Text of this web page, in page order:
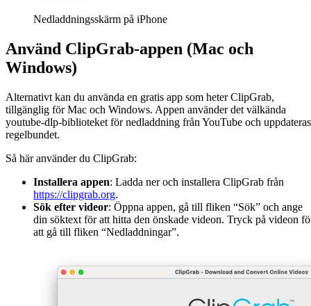
Nedladdningsskärm på iPhone
Använd ClipGrab-appen (Mac och
Windows)
Alternativt kan du använda en gratis app som heter ClipGrab,
tillgänglig för Mac och Windows. Appen använder det välkända
youtube-dlp-biblioteket för nedladdning från YouTube och uppdateras
regelbundet.
Så här använder du ClipGrab:
Installera appen: Ladda ner och installera ClipGrab från
https://clipgrab.org.
Sök efter videor: Öppna appen, gå till fliken “Sök” och ange
din söktext för att hitta den önskade videon. Tryck på videon
att gå till fliken “Nedladdningar”.